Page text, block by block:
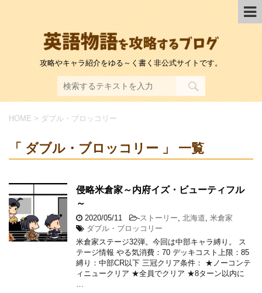
攻略やキャラ紹介をゆる～く書く非公式サイトです。
HOME > ダブル・ブロッコリー
「 ダブル・ブロッコリー 」 一覧
侵略米倉家～内府イズ・ビューティフル
～
2020/05/11 -ストーリー, 北海道, 米倉家
ダブル・ブロッコリー
米倉家ステージ32弾。今回は中部キャラ縛り。 ス
テージ情報 やる気消費：70 デッキコスト上限：85
縛り：中部CR以下 三冠クリア条件： ★ノーコンテ
ィニュークリア ★全員でクリア ★8ターン以内に
…